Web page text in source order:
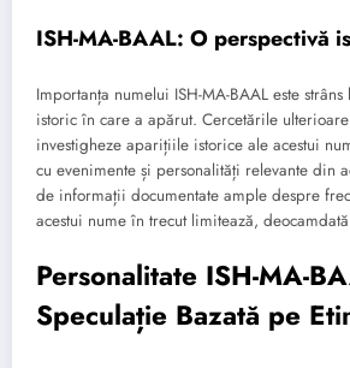
ISH-MA-BAAL: O perspectivă
Importanța numelui ISH-MA-BAAL este
istoric în care a apărut. Cercetările
investigheze aparițiile istorice ale acestui
cu evenimente și personalități relevante din
de informații documentate ample despre
acestui nume în trecut limitează,
Personalitate ISH-MA-
Speculație Bazată pe